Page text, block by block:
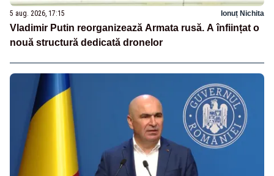
5 aug. 2026, 17:15 Ionuț Nichita
Vladimir Putin reorganizează Armata rusă. A înființat o
nouă structură dedicată dronelor